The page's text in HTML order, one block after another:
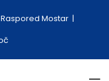
Raspored Mostar